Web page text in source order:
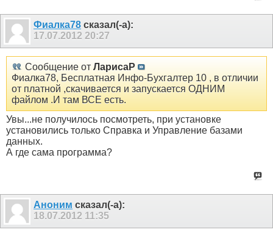
Фиалка78 сказал(-а):
17.07.2012 20:27
Сообщение от ЛарисаР
Фиалка78, Бесплатная Инфо-Бухгалтер 10 , в отличии
от платной ,скачивается и запускается ОДНИМ
файлом .И там ВСЕ есть.
Увы...не получилось посмотреть, при установке
установились только Справка и Управление базами
данных.
А где сама программа?
Аноним сказал(-а):
18.07.2012 11:35